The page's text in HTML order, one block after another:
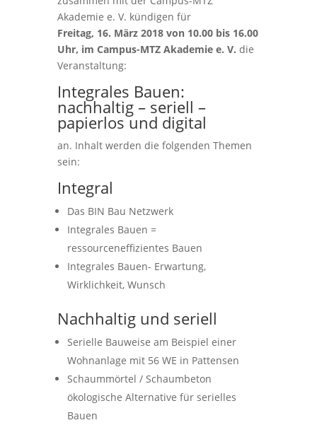
Akademie e. V. kündigen für
Freitag, 16. März 2018 von 10.00 bis 16.00
Uhr, im Campus-MTZ Akademie e. V. die
Veranstaltung:
Integrales Bauen:
nachhaltig – seriell –
papierlos und digital
an. Inhalt werden die folgenden Themen
sein:
Integral
Das BIN Bau Netzwerk
Integrales Bauen =
ressourceneffizientes Bauen
Integrales Bauen- Erwartung,
Wirklichkeit, Wunsch
Nachhaltig und seriell
Serielle Bauweise am Beispiel einer
Wohnanlage mit 56 WE in Pattensen
Schaummörtel / Schaumbeton
ökologische Alternative für serielles
Bauen